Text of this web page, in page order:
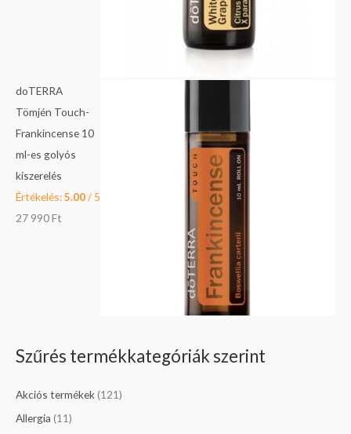
doTERRA
Tömjén Touch-
Frankincense 10
ml-es golyós
kiszerelés
Értékelés:5.00/ 5
27 990Ft
Szűrés termékkategóriák szerint
Akciós termékek(121)
Allergia (11)